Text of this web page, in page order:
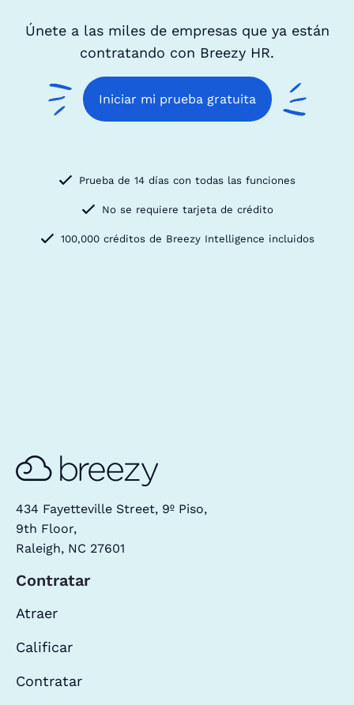
Únete a las miles de empresas que ya están
contratando con Breezy HR.
Iniciar mi prueba gratuita
Prueba de 14 días con todas las funciones
No se requiere tarjeta de crédito
100,000 créditos de Breezy Intelligence incluidos
434 Fayetteville Street, 9º Piso,
9th Floor,
Raleigh, NC 27601
Contratar
Atraer
Calificar
Contratar